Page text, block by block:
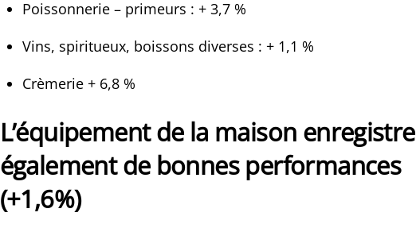
Poissonnerie – primeurs : + 3,7 %
Vins, spiritueux, boissons diverses : + 1,1 %
Crèmerie + 6,8 %
L’équipement de la maison enregistre
également de bonnes performances
(+1,6%)